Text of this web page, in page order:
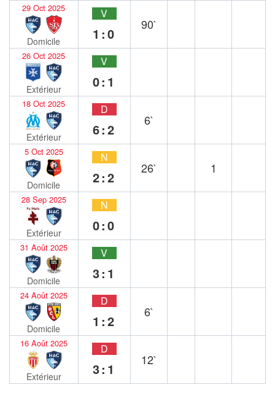
29 Oct 2025
Domicile
V
1:0
90`
26 Oct 2025
Extérieur
V
0:1
18 Oct 2025
Extérieur
D
6:2
6`
5 Oct 2025
Domicile
N
2:2
26` 1
28 Sep 2025
Extérieur
N
0:0
31 Août 2025
Domicile
V
3:1
24 Août 2025
Domicile
D
1:2
6`
16 Août 2025
Extérieur
D
3:1
12`